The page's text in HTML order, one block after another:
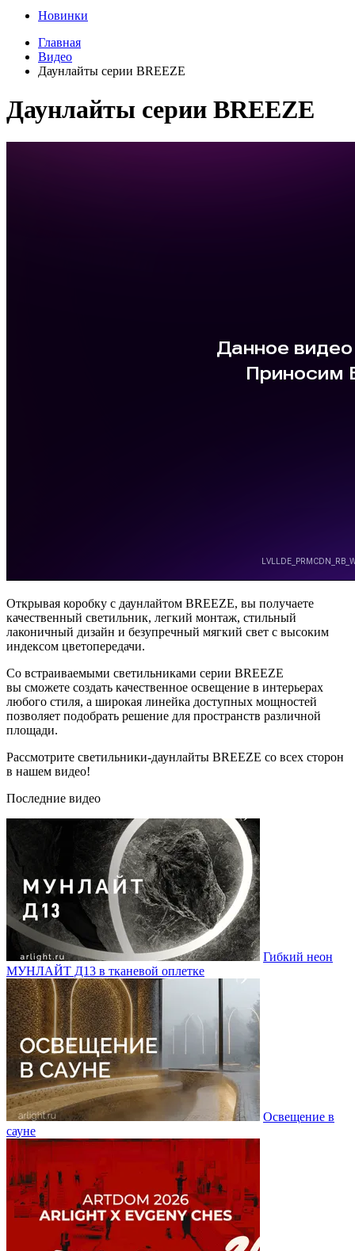
Новинки
Главная
Видео
Даунлайты серии BREEZE
Даунлайты серии BREEZE
Открывая коробку с даунлайтом BREEZE, вы получаете
качественный светильник, легкий монтаж, стильный
лаконичный дизайн и безупречный мягкий свет с высоким
индексом цветопередачи.
Со встраиваемыми светильниками серии BREEZE
вы сможете создать качественное освещение в интерьерах
любого стиля, а широкая линейка доступных мощностей
позволяет подобрать решение для пространств различной
площади.
Рассмотрите светильники-даунлайты BREEZE со всех сторон
в нашем видео!
Последние видео
Гибкий неон
МУНЛАЙТ Д13 в тканевой оплетке
Освещение в
сауне